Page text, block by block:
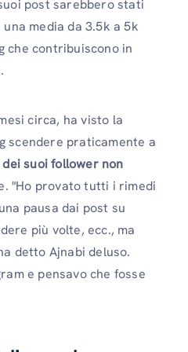
post sarebbero stati
una media da 3.5k a 5k
che contribuiscono in
circa, ha visto la
scendere praticamente a
suoi follower non
"Ho provato tutti i rimedi
pausa dai post su
più volte, ecc., ma
detto Ajnabi deluso.
e pensavo che fosse